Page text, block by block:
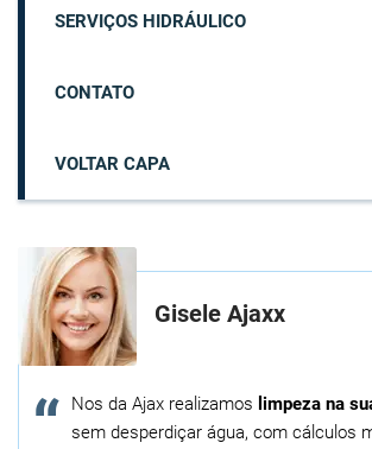
SERVIÇOS HIDRÁULICO
CONTATO
VOLTAR CAPA
Gisele Ajaxx
Nos da Ajax realizamos limpeza na
sem desperdiçar água, com cálculos